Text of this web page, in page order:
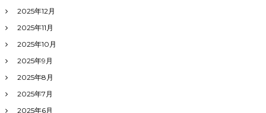
2025年12月
2025年11月
2025年10月
2025年9月
2025年8月
2025年7月
2025年6月